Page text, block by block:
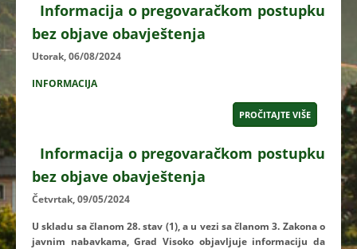
Informacija o pregovaračkom postupku
bez objave obavještenja
Utorak, 06/08/2024
INFORMACIJA
PROČITAJTE VIŠE
Informacija o pregovaračkom postupku
bez objave obavještenja
Četvrtak, 09/05/2024
U skladu sa članom 28. stav (1), a u vezi sa članom 3. Zakona o
javnim nabavkama, Grad Visoko objavljuje informaciju da